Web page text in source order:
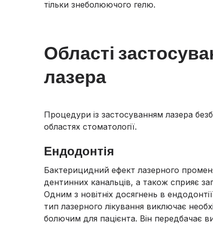
тільки знеболюючого гелю.
Області
лазера
Процедури із застосуванням лазера
областях стоматології.
Ендодонтія
Бактерицидний ефект лазерного
дентинних канальців, а також сприяє
Одним з новітніх досягнень в
тип лазерного лікування виключає
болючим для пацієнта. Він передбачає